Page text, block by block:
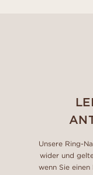
Unsere Ring-
wider und
wenn Sie